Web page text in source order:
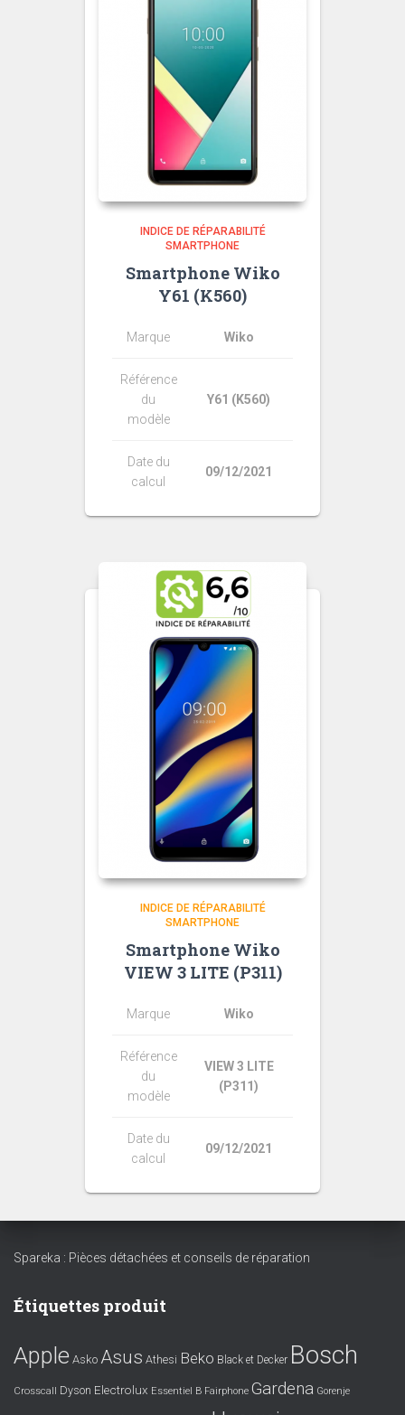
INDICE DE RÉPARABILITÉ
SMARTPHONE
Smartphone Wiko
Y61 (K560)
Marque Wiko
Référence
du
modèle
Y61 (K560)
Date du
calcul
09/12/2021
INDICE DE RÉPARABILITÉ
SMARTPHONE
Smartphone Wiko
VIEW 3 LITE (P311)
Marque Wiko
Référence
du
modèle
VIEW 3 LITE
(P311)
Date du
calcul
09/12/2021
Spareka : Pièces détachées et conseils de réparation
Étiquettes produit
Apple Asko Asus Athesi Beko Black et Decker Bosch
Crosscall Dyson Electrolux Essentiel B Fairphone Gardena Gorenje